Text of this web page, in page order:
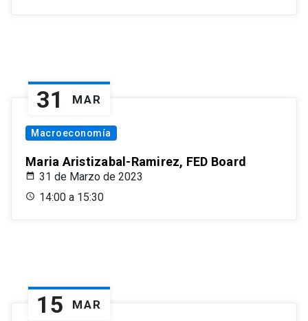
31 MAR
Macroeconomía
Maria Aristizabal-Ramirez, FED Board
31 de Marzo de 2023
14:00 a 15:30
15 MAR